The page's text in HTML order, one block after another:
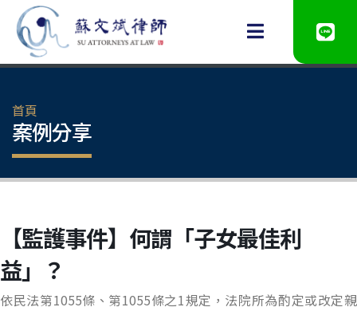
首頁
案例分享
【監護事件】何謂「子女最佳利
益」？
依民法第1055條、第1055條之1規定，法院所為酌定或改定親